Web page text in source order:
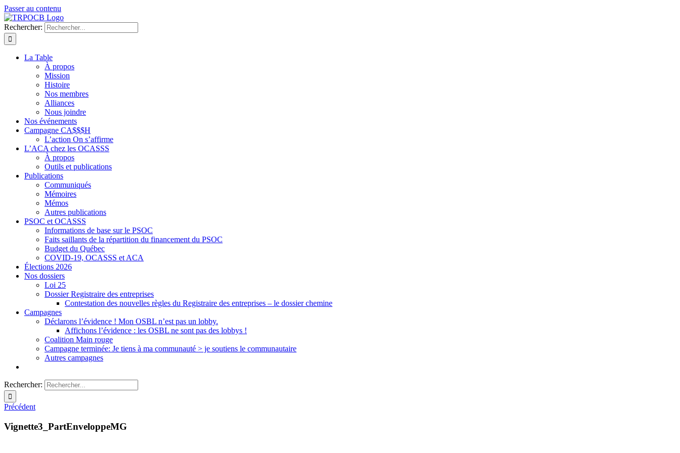
Passer au contenu
Rechercher:
La Table
À propos
Mission
Histoire
Nos membres
Alliances
Nous joindre
Nos événements
Campagne CA$$$H
L’action On s’affirme
L’ACA chez les OCASSS
À propos
Outils et publications
Publications
Communiqués
Mémoires
Mémos
Autres publications
PSOC et OCASSS
Informations de base sur le PSOC
Faits saillants de la répartition du financement du PSOC
Budget du Québec
COVID-19, OCASSS et ACA
Élections 2026
Nos dossiers
Loi 25
Dossier Registraire des entreprises
Contestation des nouvelles règles du Registraire des entreprises – le dossier chemine
Campagnes
Déclarons l’évidence ! Mon OSBL n’est pas un lobby.
Affichons l’évidence : les OSBL ne sont pas des lobbys !
Coalition Main rouge
Campagne terminée: Je tiens à ma communauté > je soutiens le communautaire
Autres campagnes
Rechercher:
Précédent
Vignette3_PartEnveloppeMG